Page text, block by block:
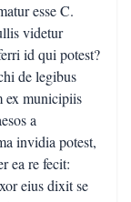
esse C.
videtur
id qui potest?
de legibus
ex municipiis
a
invidia potest,
ea re fecit:
eius dixit se